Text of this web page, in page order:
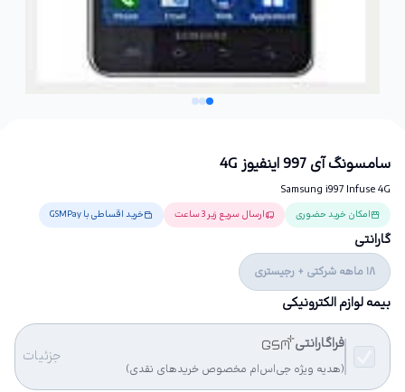
سامسونگ آی 997 اینفیوز 4G
Samsung i997 Infuse 4G
امکان خرید حضوری ارسال سریع زیر 3 ساعت خرید اقساطی با GSMPay
گارانتی
18 ماهه شرکتی + رجیستری
بیمه لوازم الکترونیکی
فراگارانتی
(هدیه ویژه جی‌اس‌ام مخصوص خریدهای نقدی)
جزئیات